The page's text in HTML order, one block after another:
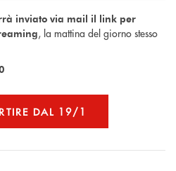
inviato via mail il link per
, la mattina del giorno stesso
DAL 19/1